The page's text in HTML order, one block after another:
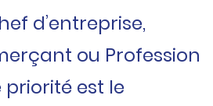
d’entreprise,
ou Profession
priorité est le